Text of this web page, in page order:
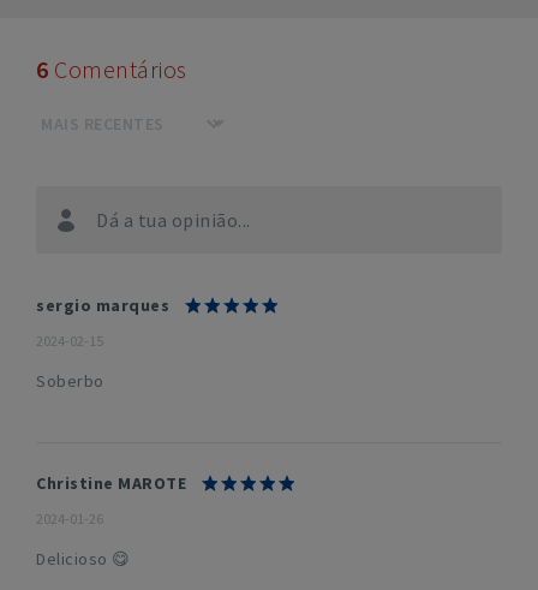
Dá a tua opinião...
6 Comentários
sergio marques
2024-02-15
Soberbo
Christine MAROTE
2024-01-26
Delicioso 😋